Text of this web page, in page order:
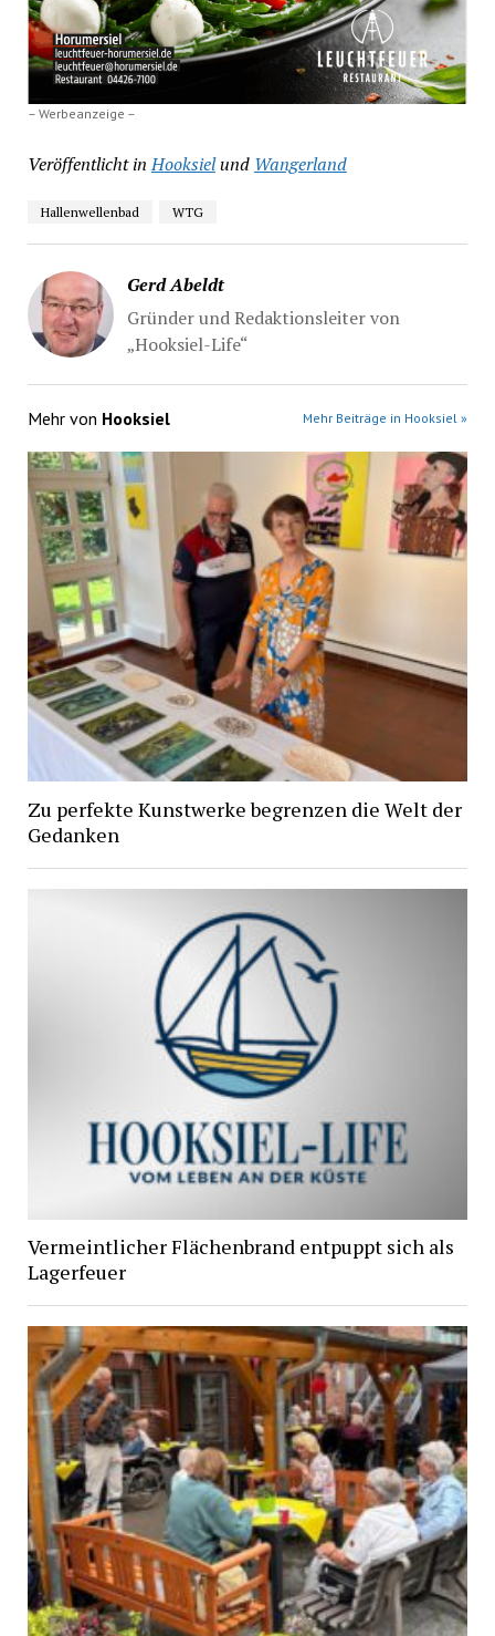
– Werbeanzeige –
Veröffentlicht in Hooksielund Wangerland
Hallenwellenbad WTG
Gerd Abeldt
Gründer und Redaktionsleiter von
„Hooksiel-Life“
Mehr von Hooksiel Mehr Beiträge in Hooksiel »
Zu perfekte Kunstwerke begrenzen die Welt der
Gedanken
Vermeintlicher Flächenbrand entpuppt sich als
Lagerfeuer